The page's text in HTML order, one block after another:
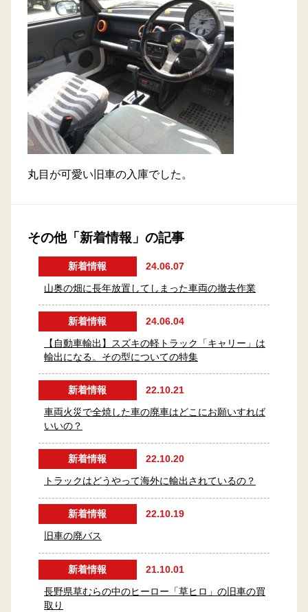
丸目が可愛い旧車の入庫でした。
その他「新着情報」の記事
新着情報 24.06.07
山奥の畑に長年放置してしまった車両の撤去作業
新着情報 24.06.04
【自動車輸出】スズキの軽トラック「キャリー」は
輸出になる。その型についての特集
新着情報 22.10.21
車両火災で全焼した車の廃車はどこにお願いすれば
いいの？
新着情報 22.10.20
トラックはどうやって海外に輸出されているの？
新着情報 22.10.19
旧車の廃バス
新着情報 21.10.01
長野県草むらの中のヒーロー「草ヒロ」の旧車の買
取り